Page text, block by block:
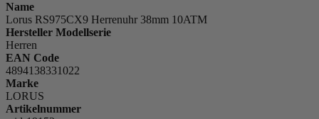
Name
Lorus RS975CX9 Herrenuhr 38mm 10ATM
Hersteller Modellserie
Herren
EAN Code
4894138331022
Marke
LORUS
Artikelnummer